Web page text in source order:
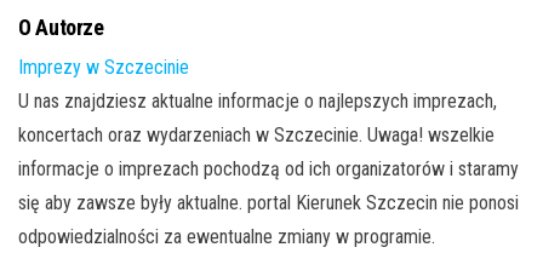
O Autorze
Imprezy w Szczecinie
U nas znajdziesz aktualne informacje o najlepszych imprezach,
koncertach oraz wydarzeniach w Szczecinie. Uwaga! wszelkie
informacje o imprezach pochodzą od ich organizatorów i staramy
się aby zawsze były aktualne. portal Kierunek Szczecin nie ponosi
odpowiedzialności za ewentualne zmiany w programie.